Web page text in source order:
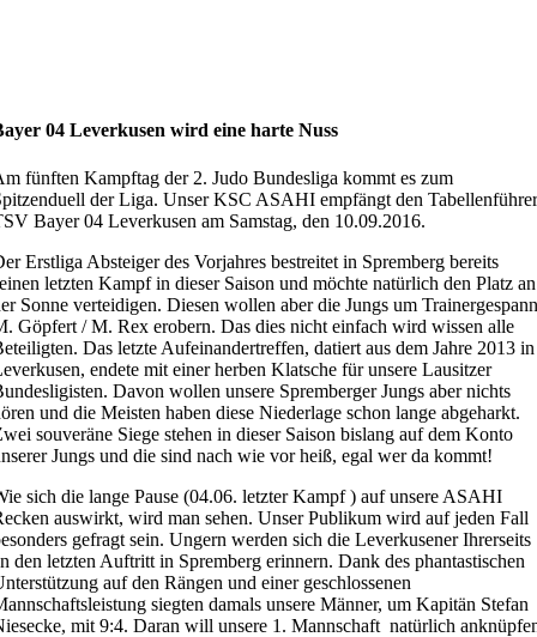
04 Leverkusen wird eine harte Nuss
fünften Kampftag der 2. Judo Bundesliga kommt es zum
der Liga. Unser KSC ASAHI empfängt den Tabellenführer
Bayer 04 Leverkusen am Samstag, den 10.09.2016.
Erstliga Absteiger des Vorjahres bestreitet in Spremberg bereits
letzten Kampf in dieser Saison und möchte natürlich den Platz an
Sonne verteidigen. Diesen wollen aber die Jungs um Trainergespann
Göpfert / M. Rex erobern. Das dies nicht einfach wird wissen alle
Das letzte Aufeinandertreffen, datiert aus dem Jahre 2013 in
endete mit einer herben Klatsche für unsere Lausitzer
Davon wollen unsere Spremberger Jungs aber nichts
und die Meisten haben diese Niederlage schon lange abgeharkt.
souveräne Siege stehen in dieser Saison bislang auf dem Konto
Jungs und die sind nach wie vor heiß, egal wer da kommt!
sich die lange Pause (04.06. letzter Kampf ) auf unsere ASAHI
auswirkt, wird man sehen. Unser Publikum wird auf jeden Fall
gefragt sein. Ungern werden sich die Leverkusener Ihrerseits
den letzten Auftritt in Spremberg erinnern. Dank des phantastischen
auf den Rängen und einer geschlossenen
siegten damals unsere Männer, um Kapitän Stefan
mit 9:4. Daran will unsere 1. Mannschaft natürlich